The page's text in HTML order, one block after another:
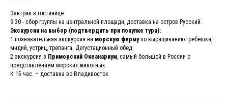
Завтрак в гостинице.
9:30 - сбор группы на центральной площади, доставка на остров Русский.
Экскурсии на выбор (подтвердить при покупке тура):
1.познавательная экскурсия на морскую фермупо выращиванию гребешка,
мидий, устриц, трепанга. Дегустационный обед.
2.экскурсия в Приморский Океанариум , самый большой в России с
представлением морских животных.
К 15 час. – доставка во Владивосток.